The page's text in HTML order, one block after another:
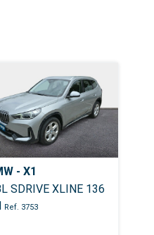
- X1
SDRIVE XLINE 136
Ref. 3753